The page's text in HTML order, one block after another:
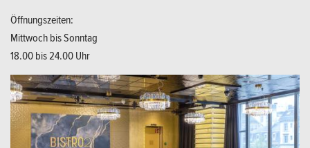
Öffnungszeiten:
Mittwoch bis Sonntag
18.00 bis 24.00 Uhr